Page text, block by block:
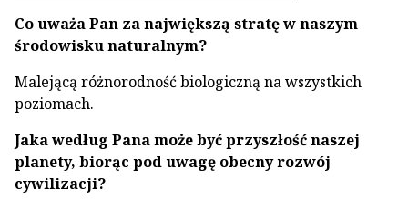
Co uważa Pan za największą stratę w naszym
środowisku naturalnym?
Malejącą różnorodność biologiczną na wszystkich
poziomach.
Jaka według Pana może być przyszłość naszej
planety, biorąc pod uwagę obecny rozwój
cywilizacji?